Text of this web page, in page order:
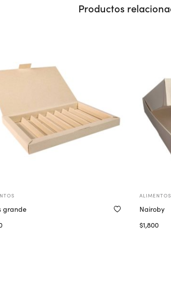
Productos
grande
ALIMENTOS
Nairoby
$1,800